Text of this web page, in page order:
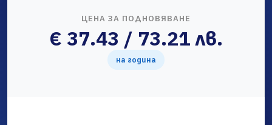
ЦЕНА ЗА ПОДНОВЯВАНЕ
€ 37.43 / 73.21 лв.
на година